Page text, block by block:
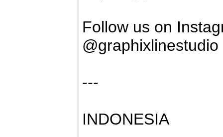
Follow us on
@graphixlinestudio
---
INDONESIA